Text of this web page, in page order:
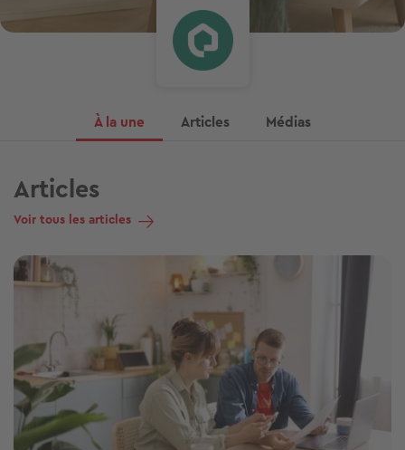
À la une Articles Médias
Articles
Image
Voir tous les articles